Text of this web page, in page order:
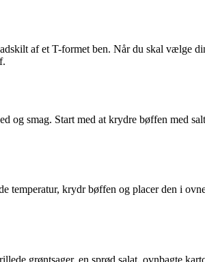
af et T-formet ben. Når du skal vælge
og smag. Start med at krydre bøffen med
krydr bøffen og placer den i